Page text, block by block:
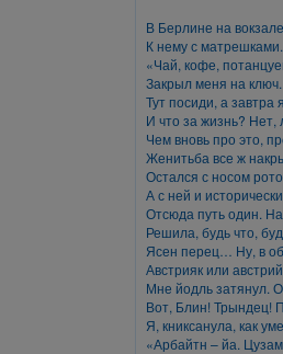
В Берлине на
К нему с
«Чай, кофе,
Закрыл меня на
Тут посиди, а завтра
И что за жизнь? Нет,
Чем вновь про это,
Женитьба все ж
Остался с носом
А с ней и
Отсюда путь один.
Решила, будь что,
Ясен перец… Ну, в
Австрияк или
Мне йодль затянул.
Вот, Блин! Трындец!
Я, книксанула, как
«Арбайтн – йа.